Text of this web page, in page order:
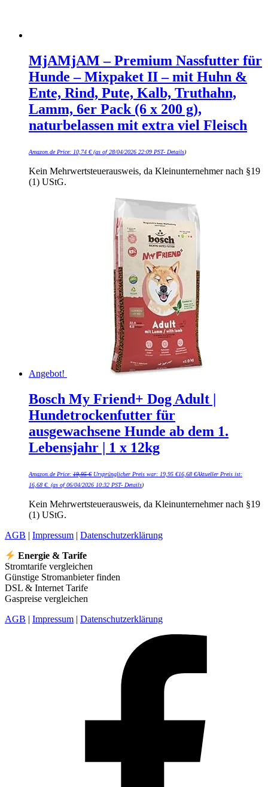
MjAMjAM – Premium Nassfutter für
Hunde – Mixpaket II – mit Huhn &
Ente, Rind, Pute, Kalb, Truthahn,
Lamm, 6er Pack (6 x 200 g),
naturbelassen mit extra viel Fleisch
Amazon.de Price: 10,74 €(as of 28/04/2026 22:09 PST- Details)
Kein Mehrwertsteuerausweis, da Kleinunternehmer nach §19
(1) UStG.
Angebot!
Bosch My Friend+ Dog Adult |
Hundetrockenfutter für
ausgewachsene Hunde ab dem 1.
Lebensjahr | 1 x 12kg
Amazon.de Price: 19,95€ Ursprünglicher Preis war: 19,95 €16,68 €Aktueller Preis ist:
16,68 €. (as of 06/04/2026 10:32 PST- Details)
Kein Mehrwertsteuerausweis, da Kleinunternehmer nach §19
(1) UStG.
AGB | Impressum | Datenschutzerklärung
Energie & Tarife
Stromtarife vergleichen
Günstige Stromanbieter finden
DSL & Internet Tarife
Gaspreise vergleichen
AGB | Impressum | Datenschutzerklärung